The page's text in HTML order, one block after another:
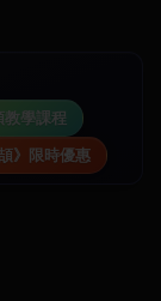
教學課程
》限時優惠